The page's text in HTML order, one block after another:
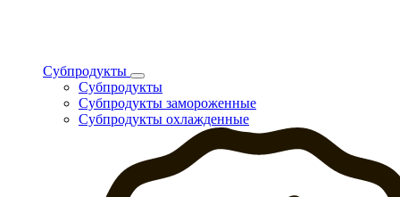
Субпродукты
Субпродукты
Субпродукты замороженные
Субпродукты охлажденные